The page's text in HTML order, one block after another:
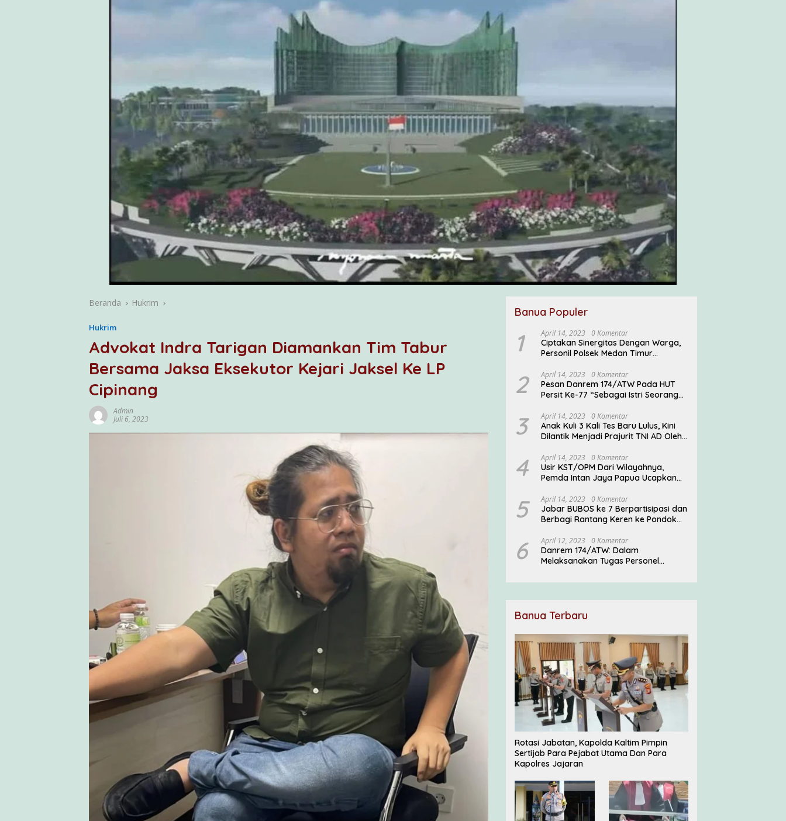
Beranda Hukrim
Hukrim
Advokat Indra Tarigan Diamankan Tim Tabur
Bersama Jaksa Eksekutor Kejari Jaksel Ke LP
Cipinang
Admin
Juli 6, 2023
Banua Populer
1 April 14, 2023 0 Komentar
Ciptakan Sinergitas Dengan Warga,
Personil Polsek Medan Timur
2 April 14, 2023 0 Komentar
Pesan Danrem 174/ATW Pada HUT
Persit Ke-77 “Sebagai Istri Seorang
Mengemban Peran Multi Ganda”
3 April 14, 2023 0 Komentar
Anak Kuli 3 Kali Tes Baru Lulus, Kini
Dilantik Menjadi Prajurit TNI AD Oleh
4 April 14, 2023 0 Komentar
Usir KST/OPM Dari Wilayahnya,
Pemda Intan Jaya Papua Ucapkan
5 April 14, 2023 0 Komentar
Jabar BUBOS ke 7 Berpartisipasi dan
Berbagi Rantang Keren ke Pondok
6 April 12, 2023 0 Komentar
Danrem 174/ATW: Dalam
Melaksanakan Tugas Personel
Ti Waninggap
Banua Terbaru
Rotasi Jabatan, Kapolda Kaltim Pimpin
Sertijab Para Pejabat Utama Dan Para
Kapolres Jajaran